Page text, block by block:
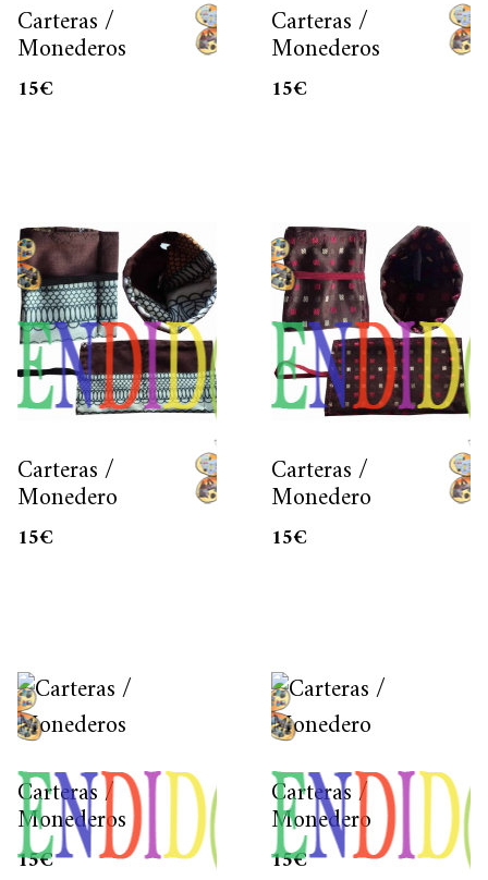
Carteras /
Monederos
15€
Carteras /
Monederos
15€
Carteras /
Monedero
15€
Carteras /
Monedero
15€
Carteras /
Monederos
15€
Carteras /
Monedero
15€